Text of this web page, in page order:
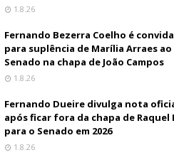
1.8.26
Fernando Bezerra Coelho é
para suplência de Marília Arraes ao
Senado na chapa de João Campos
1.8.26
Fernando Dueire divulga nota
após ficar fora da chapa de Raquel
para o Senado em 2026
1.8.26